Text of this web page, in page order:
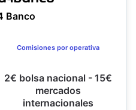
Banco
Comisiones por operativa
2€ bolsa nacional - 15€
mercados
internacionales